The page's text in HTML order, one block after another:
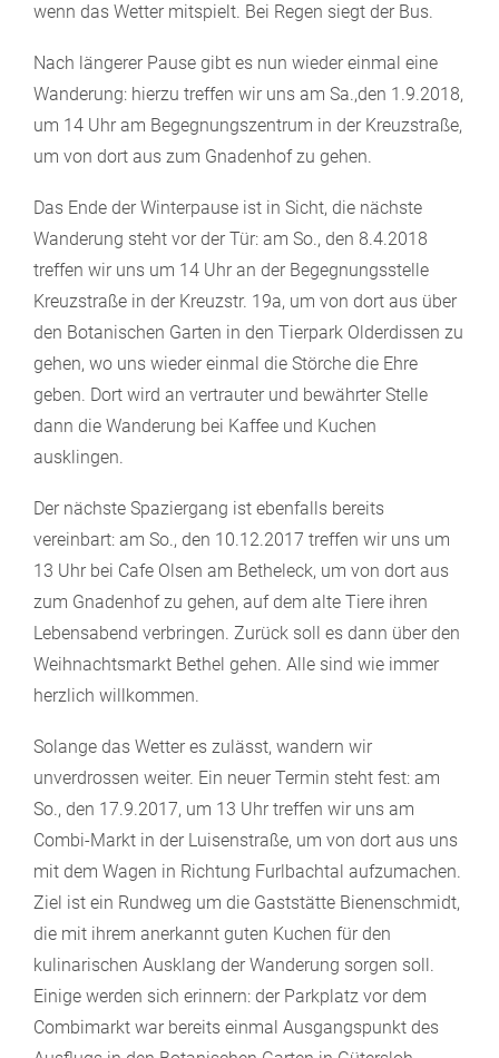
wenn das Wetter mitspielt. Bei Regen siegt der Bus.
Nach längerer Pause gibt es nun wieder einmal eine
Wanderung: hierzu treffen wir uns am Sa.,den 1.9.2018,
um 14 Uhr am Begegnungszentrum in der Kreuzstraße,
um von dort aus zum Gnadenhof zu gehen.
Das Ende der Winterpause ist in Sicht, die nächste
Wanderung steht vor der Tür: am So., den 8.4.2018
treffen wir uns um 14 Uhr an der Begegnungsstelle
Kreuzstraße in der Kreuzstr. 19a, um von dort aus über
den Botanischen Garten in den Tierpark Olderdissen zu
gehen, wo uns wieder einmal die Störche die Ehre
geben. Dort wird an vertrauter und bewährter Stelle
dann die Wanderung bei Kaffee und Kuchen
ausklingen.
Der nächste Spaziergang ist ebenfalls bereits
vereinbart: am So., den 10.12.2017 treffen wir uns um
13 Uhr bei Cafe Olsen am Betheleck, um von dort aus
zum Gnadenhof zu gehen, auf dem alte Tiere ihren
Lebensabend verbringen. Zurück soll es dann über den
Weihnachtsmarkt Bethel gehen. Alle sind wie immer
herzlich willkommen.
Solange das Wetter es zulässt, wandern wir
unverdrossen weiter. Ein neuer Termin steht fest: am
So., den 17.9.2017, um 13 Uhr treffen wir uns am
Combi-Markt in der Luisenstraße, um von dort aus uns
mit dem Wagen in Richtung Furlbachtal aufzumachen.
Ziel ist ein Rundweg um die Gaststätte Bienenschmidt,
die mit ihrem anerkannt guten Kuchen für den
kulinarischen Ausklang der Wanderung sorgen soll.
Einige werden sich erinnern: der Parkplatz vor dem
Combimarkt war bereits einmal Ausgangspunkt des